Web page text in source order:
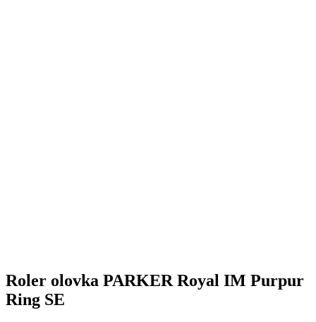
Roler olovka PARKER Royal IM Purpur
Ring SE